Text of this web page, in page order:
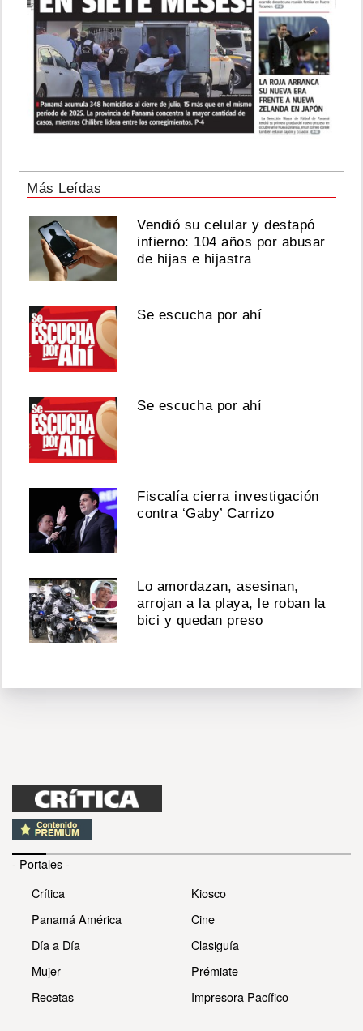
Más Leídas
Vendió su celular y destapó
infierno: 104 años por abusar
de hijas e hijastra
Se escucha por ahí
Se escucha por ahí
Fiscalía cierra investigación
contra ‘Gaby’ Carrizo
Lo amordazan, asesinan,
arrojan a la playa, le roban la
bici y quedan preso
- Portales -
Crítica
Panamá América
Día a Día
Mujer
Recetas
Kiosco
Cine
Clasiguía
Prémiate
Impresora Pacífico